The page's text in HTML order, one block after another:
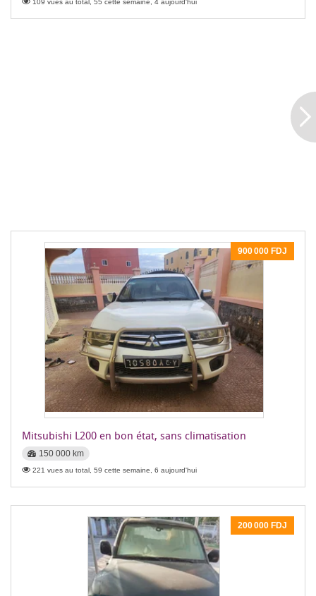
109 vues au total, 55 cette semaine, 4 aujourd'hui
900 000 FDJ
Mitsubishi L200 en bon état, sans climatisation
150 000 km
221 vues au total, 59 cette semaine, 6 aujourd'hui
200 000 FDJ